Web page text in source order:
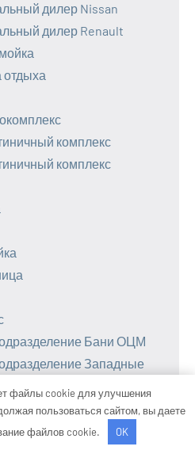
дилер Nissan
дилер Renault
отдыха
комплекс
комплекс
Бани ОЦМ
Западные
столярных изделий
файлы cookie для улучшения
пользоваться сайтом, вы даете
файлов cookie.
OK